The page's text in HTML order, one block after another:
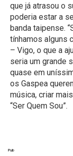
que já atrasou o
poderia estar a
banda taipense.
tínhamos alguns
– Vigo, o que a
seria um grande
quase em
os Gaspea
música, criar
“Ser Quem Sou”.
Pub